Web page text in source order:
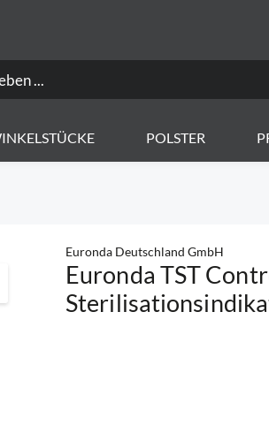
POLSTER
Euronda Deutschland GmbH
Euronda TST